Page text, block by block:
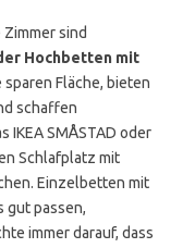
sind
Hochbetten mit
sparen Fläche, bieten
schaffen
SMÅSTAD oder
Schlafplatz mit
Einzelbetten mit
gut passen,
immer darauf, dass